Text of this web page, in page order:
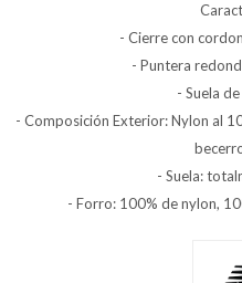
- Cierre con
- Puntera
- Suela
- Composición Exterior: Nylon al
- Suela:
- Forro: 100% de nylon,